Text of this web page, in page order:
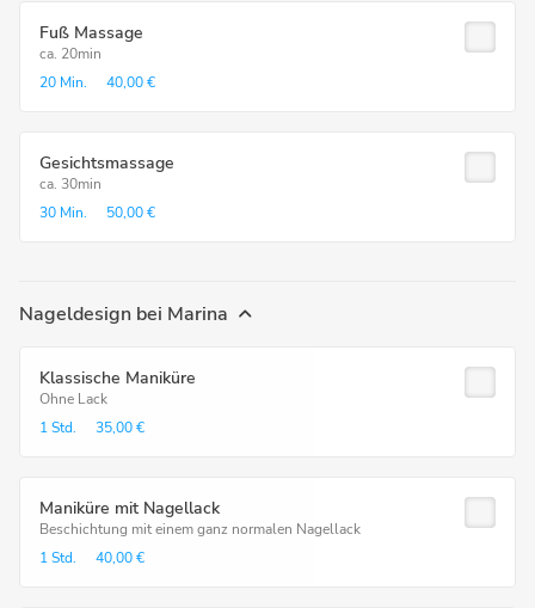
Fuß Massage
ca. 20min
20 Min.
40,00 €
Gesichtsmassage
ca. 30min
30 Min.
50,00 €
Nageldesign bei Marina
Klassische Maniküre
Ohne Lack
1 Std.
35,00 €
Maniküre mit Nagellack
Beschichtung mit einem ganz normalen Nagellack
1 Std.
40,00 €